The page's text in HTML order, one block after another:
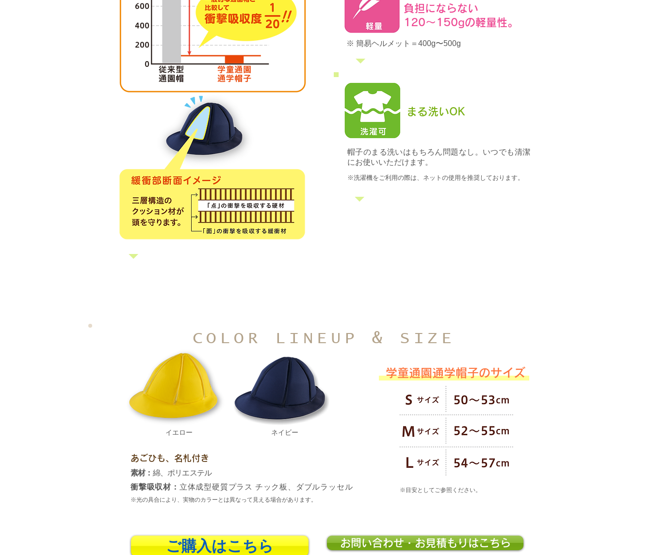
負担にならない
120〜150gの軽量性。
※ 簡易ヘルメット＝400g〜500g
まる洗いOK
帽子のまる洗いはもちろん問題なし。いつでも清潔
にお使いいただけます。
※洗濯機をご利用の際は、ネットの使用を推奨しております。
COLOR LINEUP & SIZE
イエロー ネイビー
あごひも、名札付き
素材： 綿、ポリエステル
衝撃吸収材： 立体成型硬質プラス チック板、ダブルラッセル
学童通園通学帽子のサイズ
※光の具合により、実物のカラーとは異なって見える場合があります。
※目安としてご参照ください。
ご購入はこちら お問い合わせ・お見積もりはこちら